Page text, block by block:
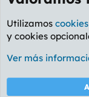
Foro General
Cookies
PL
Utilizamos cookies
y cookies
Ver más